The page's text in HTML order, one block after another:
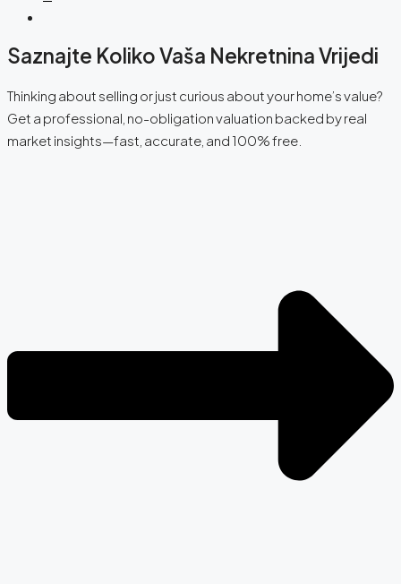
Saznajte Koliko Vaša Nekretnina Vrijedi
Thinking about selling or just curious about your home’s value?
Get a professional, no-obligation valuation backed by real
market insights—fast, accurate, and 100% free.